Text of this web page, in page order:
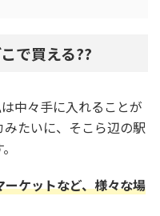
で買える??
中々手に入れることが
たいに、そこら辺の駅
ーケットなど、様々な場